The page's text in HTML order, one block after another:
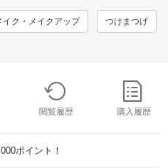
イク・メイクアップ つけまつげ
閲覧履歴 購入履歴
ポイント！